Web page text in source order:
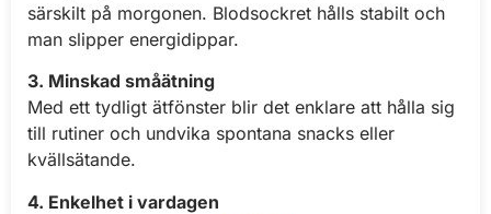
särskilt på morgonen. Blodsockret hålls stabilt och
man slipper energidippar.
3. Minskad småätning
Med ett tydligt ätfönster blir det enklare att hålla sig
till rutiner och undvika spontana snacks eller
kvällsätande.
4. Enkelhet i vardagen